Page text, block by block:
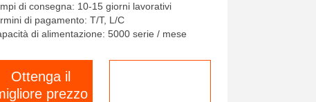
di consegna: 10-15 giorni lavorativi
di pagamento: T/T, L/C
di alimentazione: 5000 serie / mese
Ottenga il
prezzo